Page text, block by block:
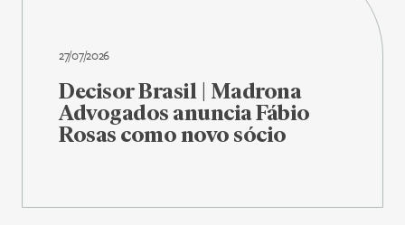
27/07/2026
Decisor Brasil | Madrona
Advogados anuncia Fábio
Rosas como novo sócio